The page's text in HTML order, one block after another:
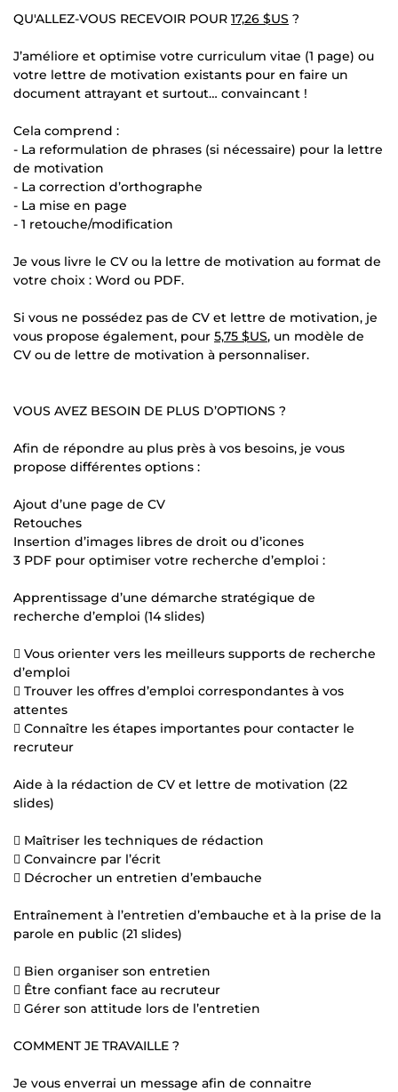
QU'ALLEZ-VOUS RECEVOIR POUR 17,26 $US ?
J’améliore et optimise votre curriculum vitae (1 page) ou
votre lettre de motivation existants pour en faire un
document attrayant et surtout… convaincant !
Cela comprend :
- La reformulation de phrases (si nécessaire) pour la lettre
de motivation
- La correction d’orthographe
- La mise en page
- 1 retouche/modification
Je vous livre le CV ou la lettre de motivation au format de
votre choix : Word ou PDF.
Si vous ne possédez pas de CV et lettre de motivation, je
vous propose également, pour 5,75 $US, un modèle de
CV ou de lettre de motivation à personnaliser.
VOUS AVEZ BESOIN DE PLUS D’OPTIONS ?
Afin de répondre au plus près à vos besoins, je vous
propose différentes options :
Ajout d’une page de CV
Retouches
Insertion d’images libres de droit ou d’icones
3 PDF pour optimiser votre recherche d’emploi :
Apprentissage d’une démarche stratégique de
recherche d’emploi (14 slides)
 Vous orienter vers les meilleurs supports de recherche
d’emploi
 Trouver les offres d’emploi correspondantes à vos
attentes
 Connaître les étapes importantes pour contacter le
recruteur
Aide à la rédaction de CV et lettre de motivation (22
slides)
 Maîtriser les techniques de rédaction
 Convaincre par l’écrit
 Décrocher un entretien d’embauche
Entraînement à l’entretien d’embauche et à la prise de la
parole en public (21 slides)
 Bien organiser son entretien
 Être confiant face au recruteur
 Gérer son attitude lors de l’entretien
COMMENT JE TRAVAILLE ?
Je vous enverrai un message afin de connaitre